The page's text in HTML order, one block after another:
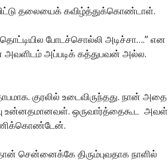
தலையைக் கவிழ்த்துக்கொண்டாள்.
போடச்சொல்லி அடிச்சா….” என
அவளிடம் அப்படிக் கத்துபவன் அல்ல.
குரலில் உடைவிருந்தது. நான் அதை
உன்னதமானவள். ஒருவார்த்தைகூட அவள்
சென்னைக்கே திரும்புவதாக நாளில்